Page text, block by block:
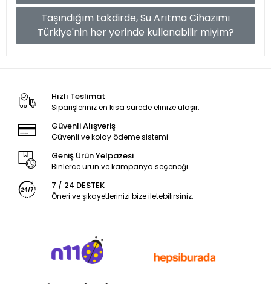
Taşındığım takdirde, Su Arıtma Cihazımı
Türkiye'nin her yerinde kullanabilir miyim?
Hızlı Teslimat
Siparişleriniz en kısa sürede elinize ulaşır.
Güvenli Alışveriş
Güvenli ve kolay ödeme sistemi
Geniş Ürün Yelpazesi
Binlerce ürün ve kampanya seçeneği
7 / 24 DESTEK
Öneri ve şikayetlerinizi bize iletebilirsiniz.